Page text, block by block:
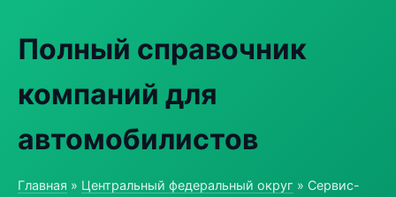
Полный справочник
компаний для
автомобилистов
Главная » Центральный федеральный округ » Сервис-